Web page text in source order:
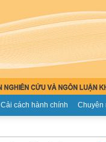
Cải cách hành chính Chuyên